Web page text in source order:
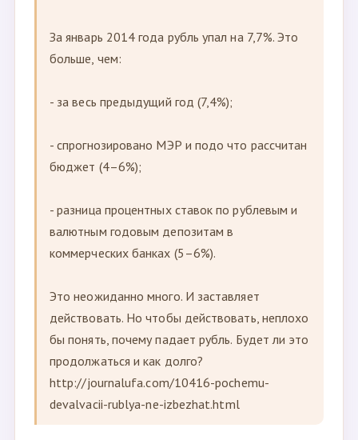
За январь 2014 года рубль упал на 7,7%. Это
больше, чем:
- за весь предыдущий год (7,4%);
- спрогнозировано МЭР и подо что рассчитан
бюджет (4–6%);
- разница процентных ставок по рублевым и
валютным годовым депозитам в
коммерческих банках (5–6%).
Это неожиданно много. И заставляет
действовать. Но чтобы действовать, неплохо
бы понять, почему падает рубль. Будет ли это
продолжаться и как долго?
http://journalufa.com/10416-pochemu-
devalvacii-rublya-ne-izbezhat.html